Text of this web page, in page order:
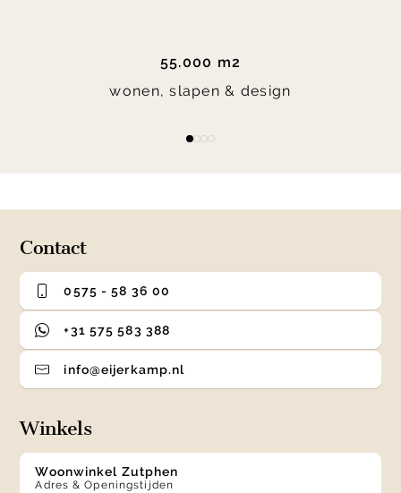
55.000 m2
wonen, slapen & design
Contact
0575 - 58 36 00
+31 575 583 388
info@eijerkamp.nl
Winkels
Woonwinkel Zutphen
Adres & Openingstijden